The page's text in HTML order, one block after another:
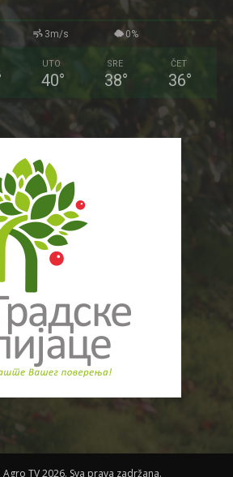
3m/s 0%
UTO
40°
SRE
38°
ČET
36°
TV 2026. Sva prava zadržana.